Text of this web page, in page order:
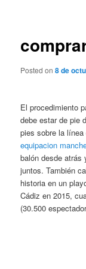
Posted on8 de
El procedimiento
debe estar de pie
pies sobre la
equipacion
balón desde atrás
juntos. También
historia en un
Cádiz en 2015,
(30.500